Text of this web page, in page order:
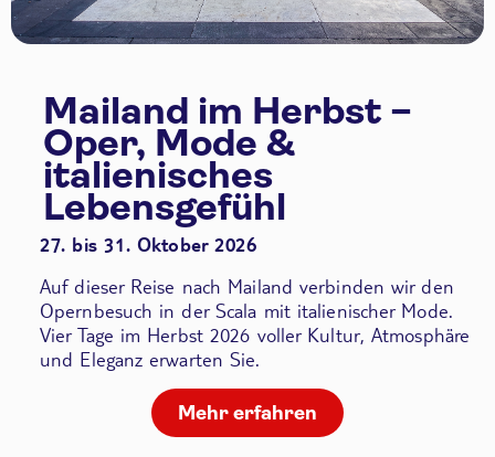
Mailand im Herbst –
Oper, Mode &
italienisches
Lebensgefühl
27. bis 31. Oktober 2026
Auf dieser Reise nach Mailand verbinden wir den
Opernbesuch in der Scala mit italienischer Mode.
Vier Tage im Herbst 2026 voller Kultur, Atmosphäre
und Eleganz erwarten Sie.
Mehr erfahren